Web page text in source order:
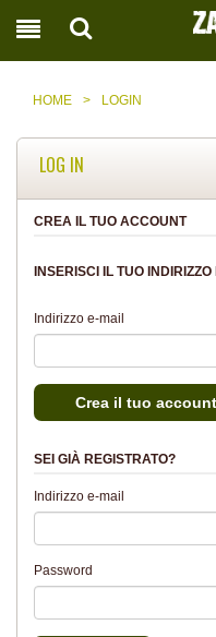
HOME > LOGIN
LOG IN
CREA IL TUO ACCOUNT
INSERISCI IL TUO
Indirizzo e-mail
SEI GIÀ REGISTRATO?
Indirizzo e-mail
Password